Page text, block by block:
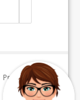
Protección de